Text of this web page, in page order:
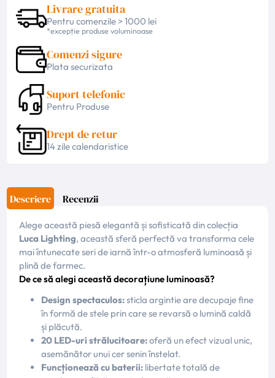
Livrare gratuita
Pentru comenzile > 1000 lei
*excepție produse voluminoase
Comenzi sigure
Plata securizata
Suport telefonic
Pentru Produse
Drept de retur
14 zile calendaristice
Descriere Recenzii
Alege această piesă elegantă și sofisticată din colecția
Luca Lighting, această sferă perfectă va transforma cele
mai întunecate seri de iarnă într-o atmosferă luminoasă și
plină de farmec.
De ce să alegi această decorațiune luminoasă?
Design spectaculos:sticla argintie are decupaje fine
în formă de stele prin care se revarsă o lumină caldă
și plăcută.
20 LED-uri strălucitoare:oferă un efect vizual unic,
asemănător unui cer senin înstelat.
Funcționează cu baterii: libertate totală de